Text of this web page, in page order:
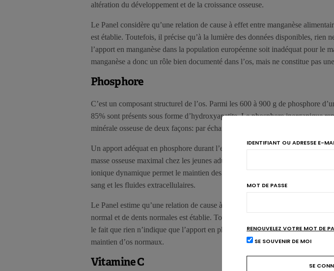
altération du développement et de la croissance osseuse.
Le Panel considère qu’une relation de cause à effet entre manganèse
est établie. Toutefois, il précise qu’à la lumière des données disponibles, rien
l’apport en manganèse dans la population européenne soit inadéquat pour le
manganèse a donc un rôle bien documenté dans l’os, mais ne constitue pas
Phosphore
C’est un composant structurel de l’os. Parmi les 600 à 900 g de phosphore
85% sont présents sous forme d’hydroxyapatite. Le phosphore inorganique
minérale osseuse de deux façons: par échange ionique et par l’activation de la
Un apport adéquat en phosphore durant l’enfance et l’adolescence est
masse osseuse maximal chez les jeunes adultes. Le remodelage sur tissu
ionique dynamique permet le maintien des concentrations de phosphore
sang et les fluides extracellulaires.
Le Panel estime qu’une relation de cause à effet entre l’apport alimentaire en
normal et de dents normales est établie. Toutefois, comme dans le cas du
le fait que rien n’indique que l’apport en phosphore dans la population
maintien d’os normaux.
Vitamine C
IDENTIFIANT OU ADRESSE E-
MOT DE PASSE
RENOUVELEZ VOTRE MOT DE
SE SOUVENIR DE MOI